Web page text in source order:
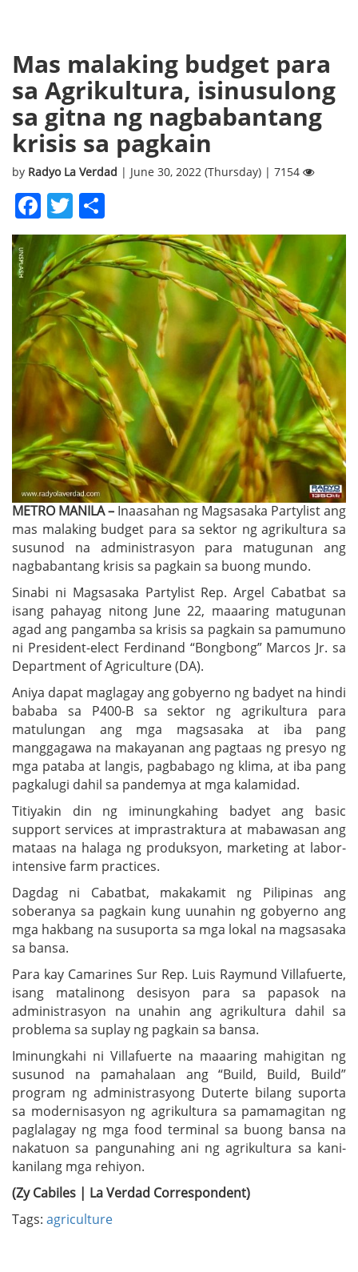
Mas malaking budget para
sa Agrikultura, isinusulong
sa gitna ng nagbabantang
krisis sa pagkain
by Radyo La Verdad | June 30, 2022 (Thursday) | 7154
Facebook
Twitter
METRO MANILA – Inaasahan ng Magsasaka Partylist ang
mas malaking budget para sa sektor ng agrikultura sa
susunod na administrasyon para matugunan ang
nagbabantang krisis sa pagkain sa buong mundo.
Sinabi ni Magsasaka Partylist Rep. Argel Cabatbat sa
isang pahayag nitong June 22, maaaring matugunan
agad ang pangamba sa krisis sa pagkain sa pamumuno
ni President-elect Ferdinand “Bongbong” Marcos Jr. sa
Department of Agriculture (DA).
Aniya dapat maglagay ang gobyerno ng badyet na hindi
bababa sa P400-B sa sektor ng agrikultura para
matulungan ang mga magsasaka at iba pang
manggagawa na makayanan ang pagtaas ng presyo ng
mga pataba at langis, pagbabago ng klima, at iba pang
pagkalugi dahil sa pandemya at mga kalamidad.
Titiyakin din ng iminungkahing badyet ang basic
support services at imprastraktura at mabawasan ang
mataas na halaga ng produksyon, marketing at labor-
intensive farm practices.
Dagdag ni Cabatbat, makakamit ng Pilipinas ang
soberanya sa pagkain kung uunahin ng gobyerno ang
mga hakbang na susuporta sa mga lokal na magsasaka
sa bansa.
Para kay Camarines Sur Rep. Luis Raymund Villafuerte,
isang matalinong desisyon para sa papasok na
administrasyon na unahin ang agrikultura dahil sa
problema sa suplay ng pagkain sa bansa.
Iminungkahi ni Villafuerte na maaaring mahigitan ng
susunod na pamahalaan ang “Build, Build, Build”
program ng administrasyong Duterte bilang suporta
sa modernisasyon ng agrikultura sa pamamagitan ng
paglalagay ng mga food terminal sa buong bansa na
nakatuon sa pangunahing ani ng agrikultura sa kani-
kanilang mga rehiyon.
(Zy Cabiles | La Verdad Correspondent)
Tags: agriculture